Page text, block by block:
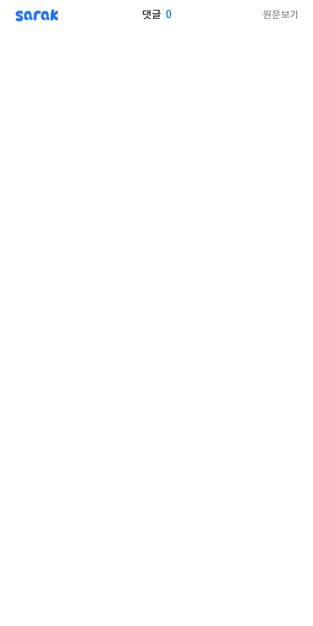
sarak 댓글 0 원문보기